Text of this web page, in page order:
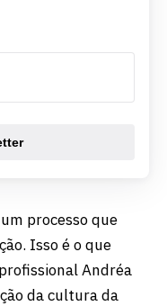
processo que
Isso é o que
Andréa
da cultura da